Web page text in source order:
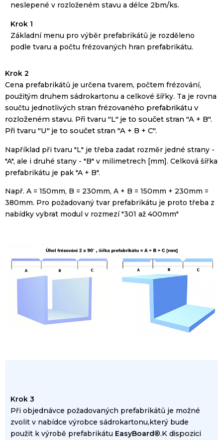
neslepené v rozloženém stavu a délce 2bm/ks.
Krok 1
Základní menu pro výběr prefabrikátů je rozděleno
podle tvaru a počtu frézovaných hran prefabrikátu.
Krok 2
Cena prefabrikátů je určena tvarem, počtem frézování,
použitým druhem sádrokartonu a celkové šířky. Ta je rovna
součtu jednotlivých stran frézovaného prefabrikátu v
rozloženém stavu. Při tvaru "L" je to součet stran "A + B".
Při tvaru "U" je to součet stran "A + B + C".
Například při tvaru "L" je třeba zadat rozměr jedné strany -
"A", ale i druhé stany - "B" v milimetrech [mm]. Celková šířka
prefabrikátu je pak "A + B".
Např. A = 150mm, B = 230mm, A + B = 150mm + 230mm =
380mm. Pro požadovaný tvar prefabrikátu je proto třeba z
nabídky vybrat modul v rozmezí "301 až 400mm"
Krok 3
Při objednávce požadovaných prefabrikátů je možné
zvolit v nabídce výrobce sádrokartonu,který bude
použit k výrobě prefabrikátu EasyBoard®.K dispozici